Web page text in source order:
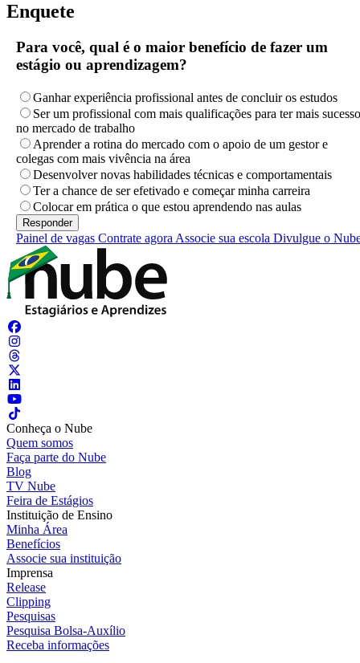
Enquete
Para você, qual é o maior benefício de fazer um
estágio ou aprendizagem?
Ganhar experiência profissional antes de concluir os estudos
Ser um profissional com mais qualificações para ter mais sucesso
no mercado de trabalho
Aprender a rotina do mercado com o apoio de um gestor e
colegas com mais vivência na área
Desenvolver novas habilidades técnicas e comportamentais
Ter a chance de ser efetivado e começar minha carreira
Colocar em prática o que estou aprendendo nas aulas
Painel de vagas Contrate agora Associe sua escola Divulgue o
Conheça o Nube
Quem somos
Faça parte do Nube
Blog
TV Nube
Feira de Estágios
Instituição de Ensino
Minha Área
Benefícios
Associe sua instituição
Imprensa
Release
Clipping
Pesquisas
Pesquisa Bolsa-Auxílio
Receba informações